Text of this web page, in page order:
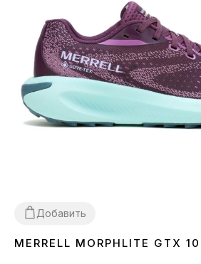
Добавить
36
MERRELL MORPHLITE GTX